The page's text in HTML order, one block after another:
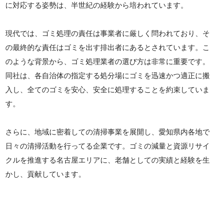
に対応する姿勢は、半世紀の経験から培われています。
現代では、ゴミ処理の責任は事業者に厳しく問われており、そ
の最終的な責任はゴミを出す排出者にあるとされています。こ
のような背景から、ゴミ処理業者の選び方は非常に重要です。
同社は、各自治体の指定する処分場にゴミを迅速かつ適正に搬
入し、全てのゴミを安心、安全に処理することを約束していま
す。
さらに、地域に密着しての清掃事業を展開し、愛知県内各地で
日々の清掃活動を行ってる企業です。ゴミの減量と資源リサイ
クルを推進する名古屋エリアに、老舗としての実績と経験を生
かし、貢献しています。